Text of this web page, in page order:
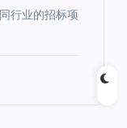
行业的招标项